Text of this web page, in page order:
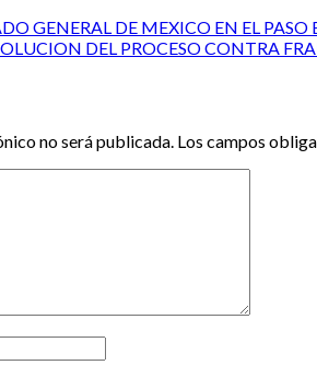
GENERAL DE MEXICO EN EL PASO
DEL PROCESO CONTRA
no será publicada. Los campos